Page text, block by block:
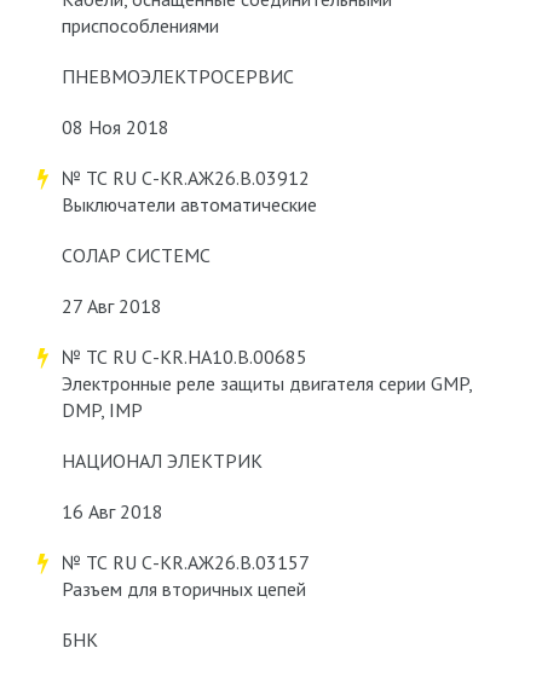
приспособлениями
ПНЕВМОЭЛЕКТРОСЕРВИС
08 Ноя 2018
№ ТС RU С-KR.АЖ26.В.03912
Выключатели автоматические
СОЛАР СИСТЕМС
27 Авг 2018
№ ТС RU С-KR.НА10.В.00685
Электронные реле защиты двигателя серии GMP,
DMP, IMP
НАЦИОНАЛ ЭЛЕКТРИК
16 Авг 2018
№ ТС RU С-KR.АЖ26.В.03157
Разъем для вторичных цепей
БНК